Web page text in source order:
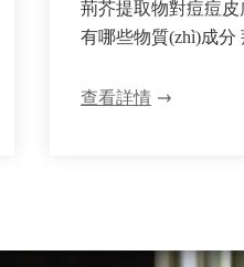
荊芥提取物對痘痘
有哪些物質(zhì)成分
化妝品中的應(yīng)用
查看詳情